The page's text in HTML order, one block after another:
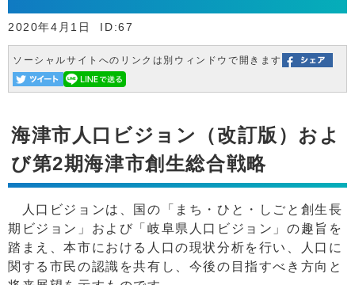
2020年4月1日 ID:67
ソーシャルサイトへのリンクは別ウィンドウで開きます
海津市人口ビジョン（改訂版）およ
び第2期海津市創生総合戦略
人口ビジョンは、国の「まち・ひと・しごと創生長
期ビジョン」および「岐阜県人口ビジョン」の趣旨を
踏まえ、本市における人口の現状分析を行い、人口に
関する市民の認識を共有し、今後の目指すべき方向と